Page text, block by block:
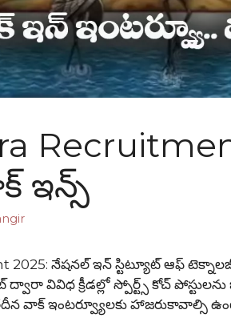
ఇన్స్
నేషనల్ ఇన్ స్టిట్యూట్ ఆఫ్
వివిధ క్రీడల్లో స్పోర్ట్స్ కోచ్
తేదీన వాక్ ఇంటర్వ్యూలకు హాజరుకావాల్సి